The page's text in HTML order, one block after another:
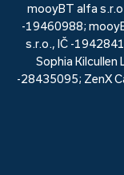
mooyBT alfa
-19460988;
s.r.o., IČ -
Sophia Kilcullen
-28435095; ZenX